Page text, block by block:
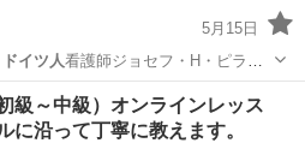
5月15日
ドイツ人看護師ジョセフ・H・ピラテ
の他 ピラティス
級～中級）オンラインレッス
沿って丁寧に教えます。